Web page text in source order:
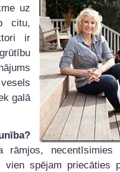
uz
citu,
ir
galā
rāmjos, necentīsimies
vien spējam priecāties